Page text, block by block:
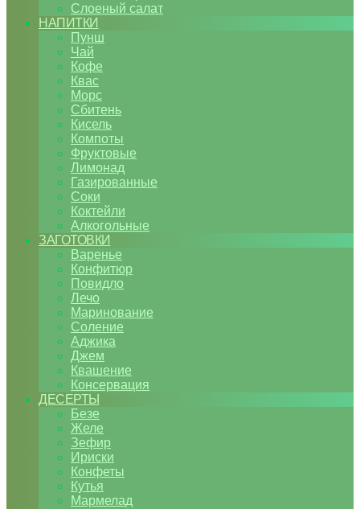
Слоеный салат
НАПИТКИ
Пунш
Чай
Кофе
Квас
Морс
Сбитень
Кисель
Компоты
Фруктовые
Лимонад
Газированные
Соки
Коктейли
Алкогольные
ЗАГОТОВКИ
Варенье
Конфитюр
Повидло
Лечо
Маринование
Соление
Аджика
Джем
Квашение
Консервация
ДЕСЕРТЫ
Безе
Желе
Зефир
Ириски
Конфеты
Кутья
Мармелад